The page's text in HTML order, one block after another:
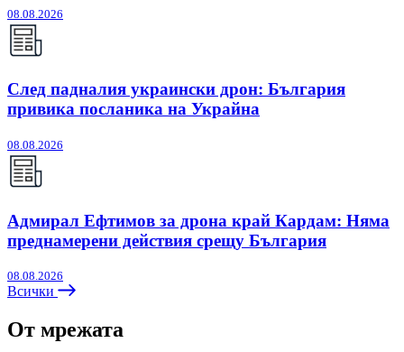
08.08.2026
След падналия украински дрон: България
привика посланика на Украйна
08.08.2026
Адмирал Ефтимов за дрона край Кардам: Няма
преднамерени действия срещу България
08.08.2026
Всички
От мрежата